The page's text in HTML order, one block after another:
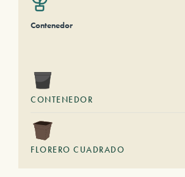
Contenedor
CONTENEDOR
FLORERO CUADRADO